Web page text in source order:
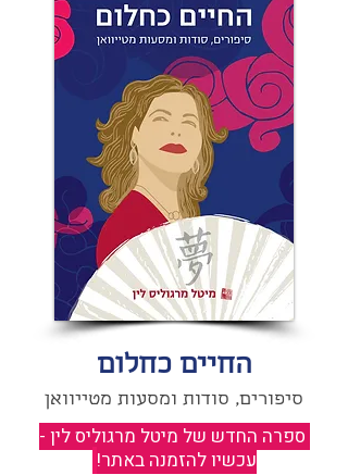
החיים כחלום
סיפורים, סודות ומסעות מטייוואן
ספרה החדש של מיטל מרגוליס לין -
עכשיו להזמנה באתר!